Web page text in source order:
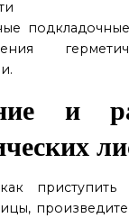
и
приступить